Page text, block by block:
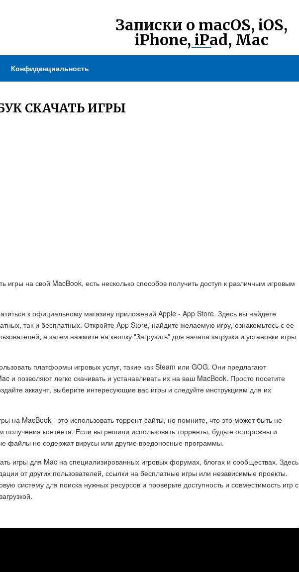
Записки о macOS, iOS,
iPhone, iPad, Mac
Конфиденциальность
СКАЧАТЬ ИГРЫ
игры на свой MacBook, есть несколько способов получить доступ к различным игровым
к официальному магазину приложений Apple - App Store. Здесь вы найдете
так и бесплатных. Откройте App Store, найдите желаемую игру, ознакомьтесь с ее
а затем нажмите на кнопку "Загрузить" для начала загрузки и установки игры
платформы игровых услуг, такие как Steam или GOG. Они предлагают
и позволяют легко скачивать и устанавливать их на ваш MacBook. Просто посетите
аккаунт, выберите интересующие вас игры и следуйте инструкциям для их
на MacBook - это использовать торрент-сайты, но помните, что это может быть не
получения контента. Если вы решили использовать торренты, будьте осторожны и
файлы не содержат вирусы или другие вредоносные программы.
игры для Mac на специализированных игровых форумах, блогах и сообществах. Здесь
от других пользователей, ссылки на бесплатные игры или независимые проекты.
систему для поиска нужных ресурсов и проверьте доступность и совместимость игр с